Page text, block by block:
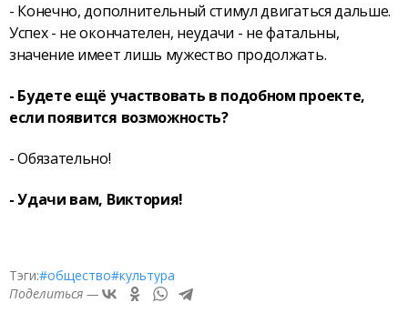
- Конечно, дополнительный стимул двигаться дальше.
Успех - не окончателен, неудачи - не фатальны,
значение имеет лишь мужество продолжать.
- Будете ещё участвовать в подобном проекте,
если появится возможность?
- Обязательно!
- Удачи вам, Виктория!
Тэги:#общество#культура
Поделиться —